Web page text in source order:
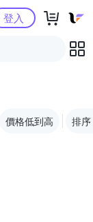
登入
價格低到高 排序